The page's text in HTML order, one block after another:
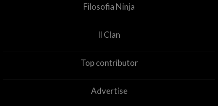
Filosofia Ninja
Il Clan
Top contributor
Advertise